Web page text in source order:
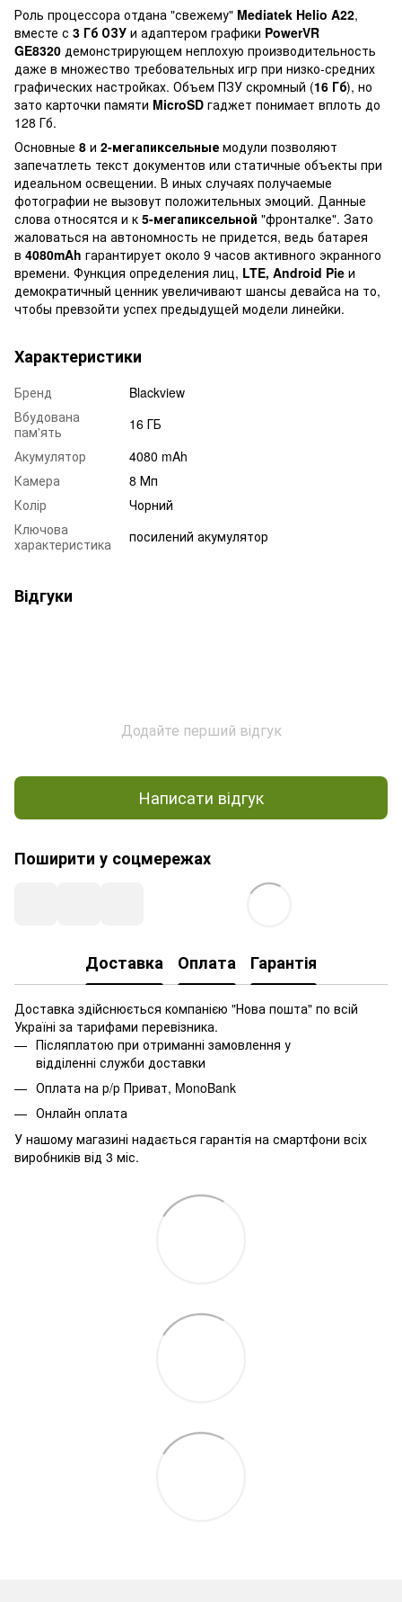
Роль процессора отдана "свежему" Mediatek Helio A22,
вместе с 3 Гб ОЗУ и адаптером графики PowerVR
GE8320 демонстрирующем неплохую производительность
даже в множество требовательных игр при низко-средних
графических настройках. Объем ПЗУ скромный (16 Гб), но
зато карточки памяти MicroSD гаджет понимает вплоть до
128 Гб.
Основные 8 и 2-мегапиксельные модули позволяют
запечатлеть текст документов или статичные объекты при
идеальном освещении. В иных случаях получаемые
фотографии не вызовут положительных эмоций. Данные
слова относятся и к 5-мегапиксельной "фронталке". Зато
жаловаться на автономность не придется, ведь батарея
в 4080mAh гарантирует около 9 часов активного экранного
времени. Функция определения лиц, LTE, Android Pie и
демократичный ценник увеличивают шансы девайса на то,
чтобы превзойти успех предыдущей модели линейки.
Характеристики
Бренд
Blackview
Вбудована
пам'ять
16 ГБ
Акумулятор
4080 mAh
Камера
8 Мп
Колір
Чорний
Ключова
характеристика
посилений акумулятор
Відгуки
Додайте перший відгук
Написати відгук
Поширити у соцмережах
Доставка Оплата Гарантія
Доставка здійснюється компанією "Нова пошта" по всій
Україні за тарифами перевізника.
Післяплатою при отриманні замовлення у
відділенні служби доставки
Оплата на р/р Приват, MonoBank
Онлайн оплата
У нашому магазині надається гарантія на смартфони всіх
виробників від 3 міс.